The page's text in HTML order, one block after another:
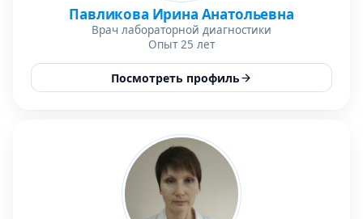
Павликова Ирина Анатольевна
Врач лабораторной диагностики
Опыт 25 лет
Посмотреть профиль